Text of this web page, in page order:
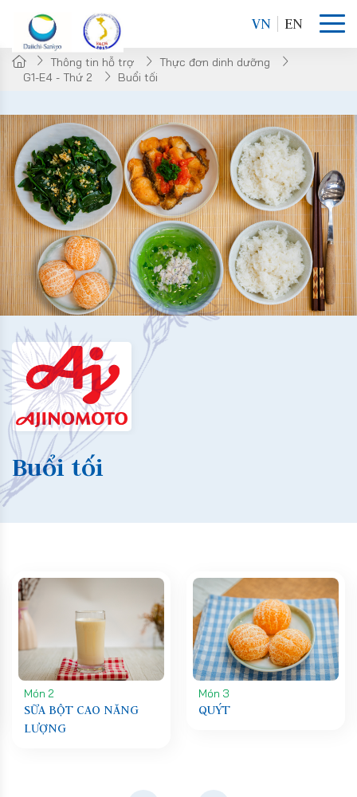
VN EN
Thông tin hỗ trợ
Thực đơn dinh dưỡng
G1-E4 - Thứ 2
Buổi tối
Buổi tối
Món 2
SỮA BỘT CAO NĂNG
LƯỢNG
Món 3
QUÝT